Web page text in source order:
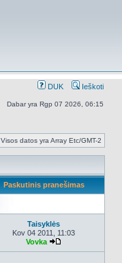
DUK Ieškoti
Dabar yra Rgp 07 2026, 06:15
Visos datos yra Array Etc/GMT-2
Paskutinis pranešimas
Taisyklės
Kov 04 2011, 11:03
Vovka